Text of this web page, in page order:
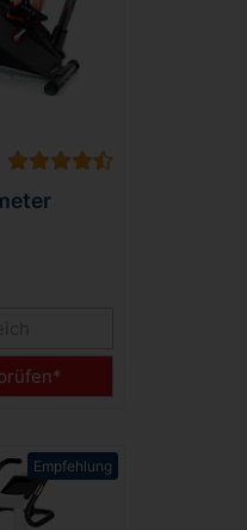
Empfehlung